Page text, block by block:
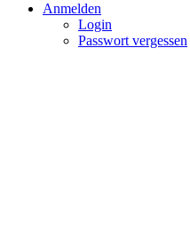
Anmelden
Login
Passwort vergessen